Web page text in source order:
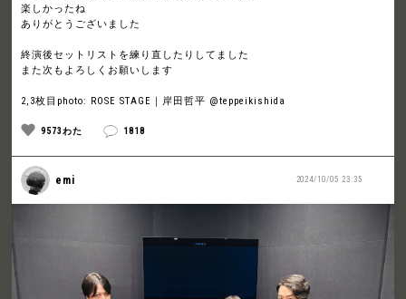
楽しかったね
ありがとうございました
終演後セットリストを練り直したりしてました
また次もよろしくお願いします
2,3枚目photo: ROSE STAGE｜岸田哲平 @teppeikishida
9573わた 1818
2024/10/05 23:35
emi